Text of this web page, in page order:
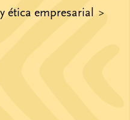
ética empresarial